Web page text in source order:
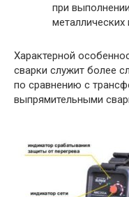
при
металлических
Характерной
сварки служит более
по сравнению с
выпрямительными